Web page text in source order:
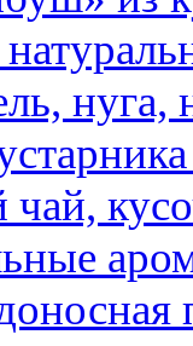
нуга,